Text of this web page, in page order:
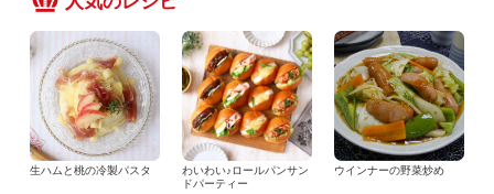
生ハムと桃の冷製パスタ
わいわい♪ロールパンサン
ドパーティー
ウインナーの野菜炒め